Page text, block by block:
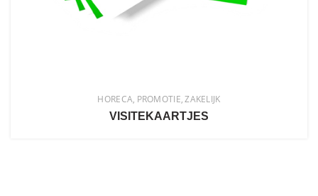
HORECA PROMOTIE ZAKELIJK
VISITEKAARTJES